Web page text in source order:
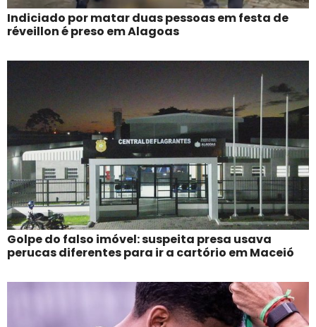
Indiciado por matar duas pessoas em festa de
réveillon é preso em Alagoas
Golpe do falso imóvel: suspeita presa usava
perucas diferentes para ir a cartório em Maceió